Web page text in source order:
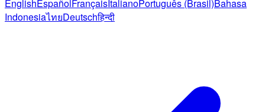
EnglishEspañolFrançaisItalianoPortuguês (Brasil)Bahasa
IndonesiaไทยDeutschहिन्दी